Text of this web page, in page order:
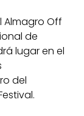
Almagro Off
de
lugar en el
del